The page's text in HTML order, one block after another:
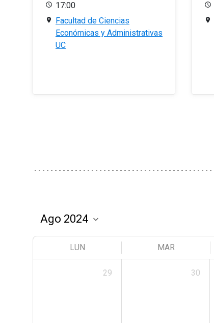
17:00
Facultad de Ciencias
Económicas y Administrativas
UC
LUN MAR
29 30